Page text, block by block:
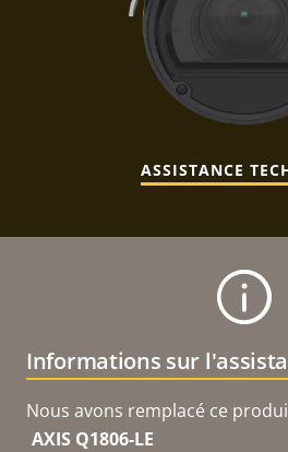
ASSISTANCE
Nous avons remplacé ce
AXIS Q1806-LE